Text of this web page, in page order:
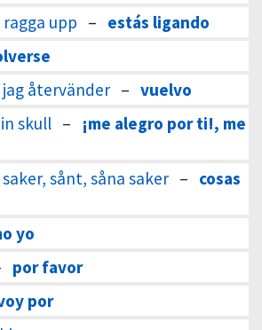
upp – estás ligando
återvänder – vuelvo
skull –
¡me alegro por ti!, me
sånt, såna saker – cosas
yo
por favor
por